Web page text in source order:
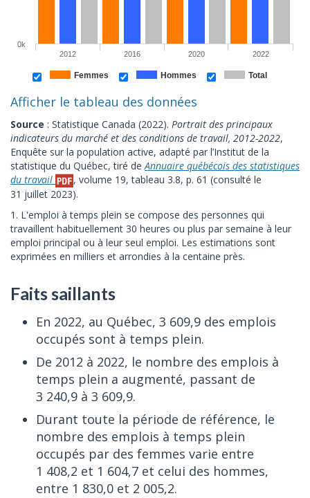
Femmes Hommes Total
2012 2016 2020 2022
0k
Afficher le tableau des données
Source : Statistique Canada (2022). Portrait des principaux
indicateurs du marché et des conditions de travail, 2012-2022,
Enquête sur la population active, adapté par l’Institut de la
statistique du Québec, tiré deAnnuaire québécois des statistiques
du travail
, volume 19, tableau 3.8, p. 61 (consulté le
31 juillet 2023).
1. L'emploi à temps plein se compose des personnes qui
travaillent habituellement 30 heures ou plus par semaine à leur
emploi principal ou à leur seul emploi. Les estimations sont
exprimées en milliers et arrondies à la centaine près.
Faits saillants
En 2022, au Québec, 3 609,9 des emplois
occupés sont à temps plein.
De 2012 à 2022, le nombre des emplois à
temps plein a augmenté, passant de
3 240,9 à 3 609,9.
Durant toute la période de référence, le
nombre des emplois à temps plein
occupés par des femmes varie entre
1 408,2 et 1 604,7 et celui des hommes,
entre 1 830,0 et 2 005,2.